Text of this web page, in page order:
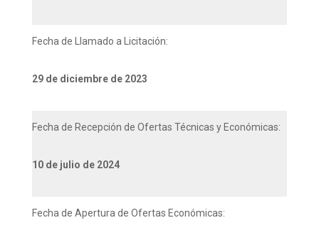
Fecha de Llamado a Licitación:
29 de diciembre de 2023
Fecha de Recepción de Ofertas Técnicas y Económicas:
10 de julio de 2024
Fecha de Apertura de Ofertas Económicas: